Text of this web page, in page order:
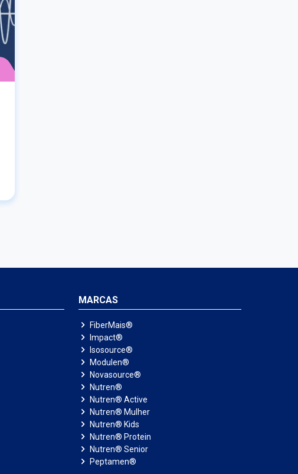
MARCAS
FiberMais®
Impact®
Isosource®
Modulen®
Novasource®
Nutren®
Nutren® Active
Nutren® Mulher
Nutren® Kids
Nutren® Protein
Nutren® Senior
Peptamen®